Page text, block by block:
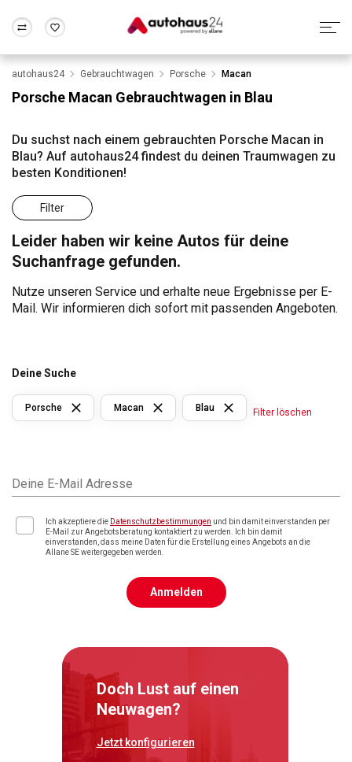
Wir bewerten dein Auto
Alle Fragen & Antworten
Rund um die Inzahlungnahme
Frankfurt Wuppertal
autohaus24 Gebrauchtwagen Porsche Macan
Porsche Macan Gebrauchtwagen in Blau
Du suchst nach einem gebrauchten Porsche Macan in
Blau? Auf autohaus24 findest du deinen Traumwagen zu
besten Konditionen!
Filter
Leider haben wir keine Autos für deine
Suchanfrage gefunden.
Nutze unseren Service und erhalte neue Ergebnisse per E-
Mail. Wir informieren dich sofort mit passenden Angeboten.
Deine Suche
Porsche Macan Blau Filter löschen
Deine E-Mail Adresse
Ich akzeptiere die Datenschutzbestimmungen und bin damit einverstanden per
E-Mail zur Angebotsberatung kontaktiert zu werden. Ich bin damit
einverstanden, dass meine Daten für die Erstellung eines Angebots an die
Allane SE weitergegeben werden.
Anmelden
Doch Lust auf einen
Neuwagen?
Jetzt konfigurieren